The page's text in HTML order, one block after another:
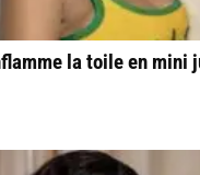
la toile en mini